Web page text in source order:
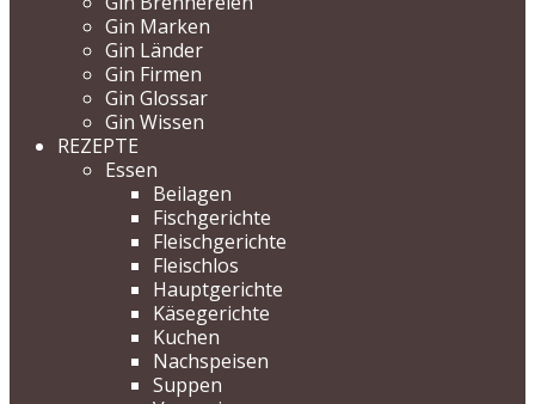
Gin Marken
Gin Länder
Gin Firmen
Gin Glossar
Gin Wissen
REZEPTE
Essen
Beilagen
Fischgerichte
Fleischgerichte
Fleischlos
Hauptgerichte
Käsegerichte
Kuchen
Nachspeisen
Suppen